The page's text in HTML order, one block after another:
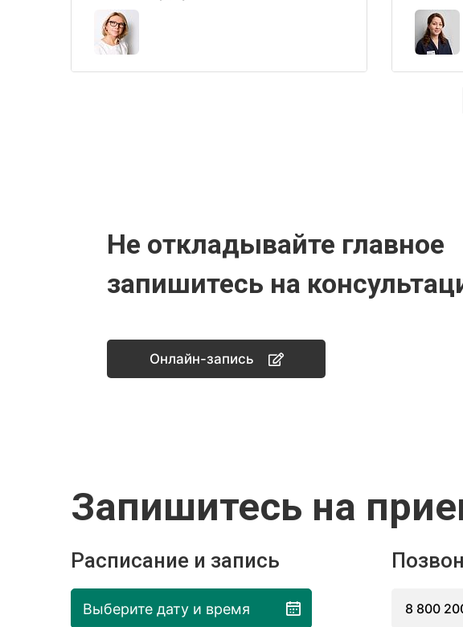
Не откладывайте главное
запишитесь на
Онлайн-запись
Запишитесь на
Расписание и запись
Выберите дату и время 8 800